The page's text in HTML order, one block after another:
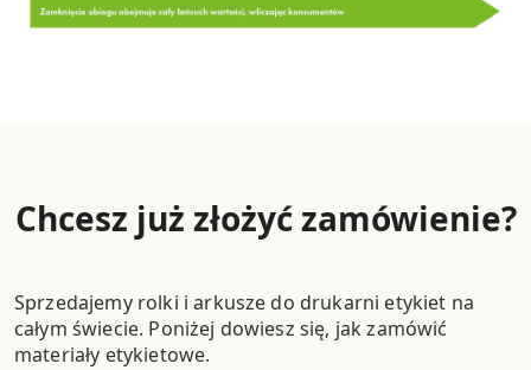
Chcesz już złożyć zamówienie?
Sprzedajemy rolki i arkusze do drukarni etykiet na
całym świecie. Poniżej dowiesz się, jak zamówić
materiały etykietowe.